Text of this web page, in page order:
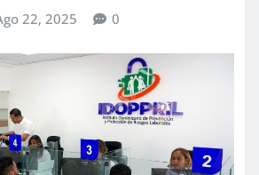
22, 2025 0